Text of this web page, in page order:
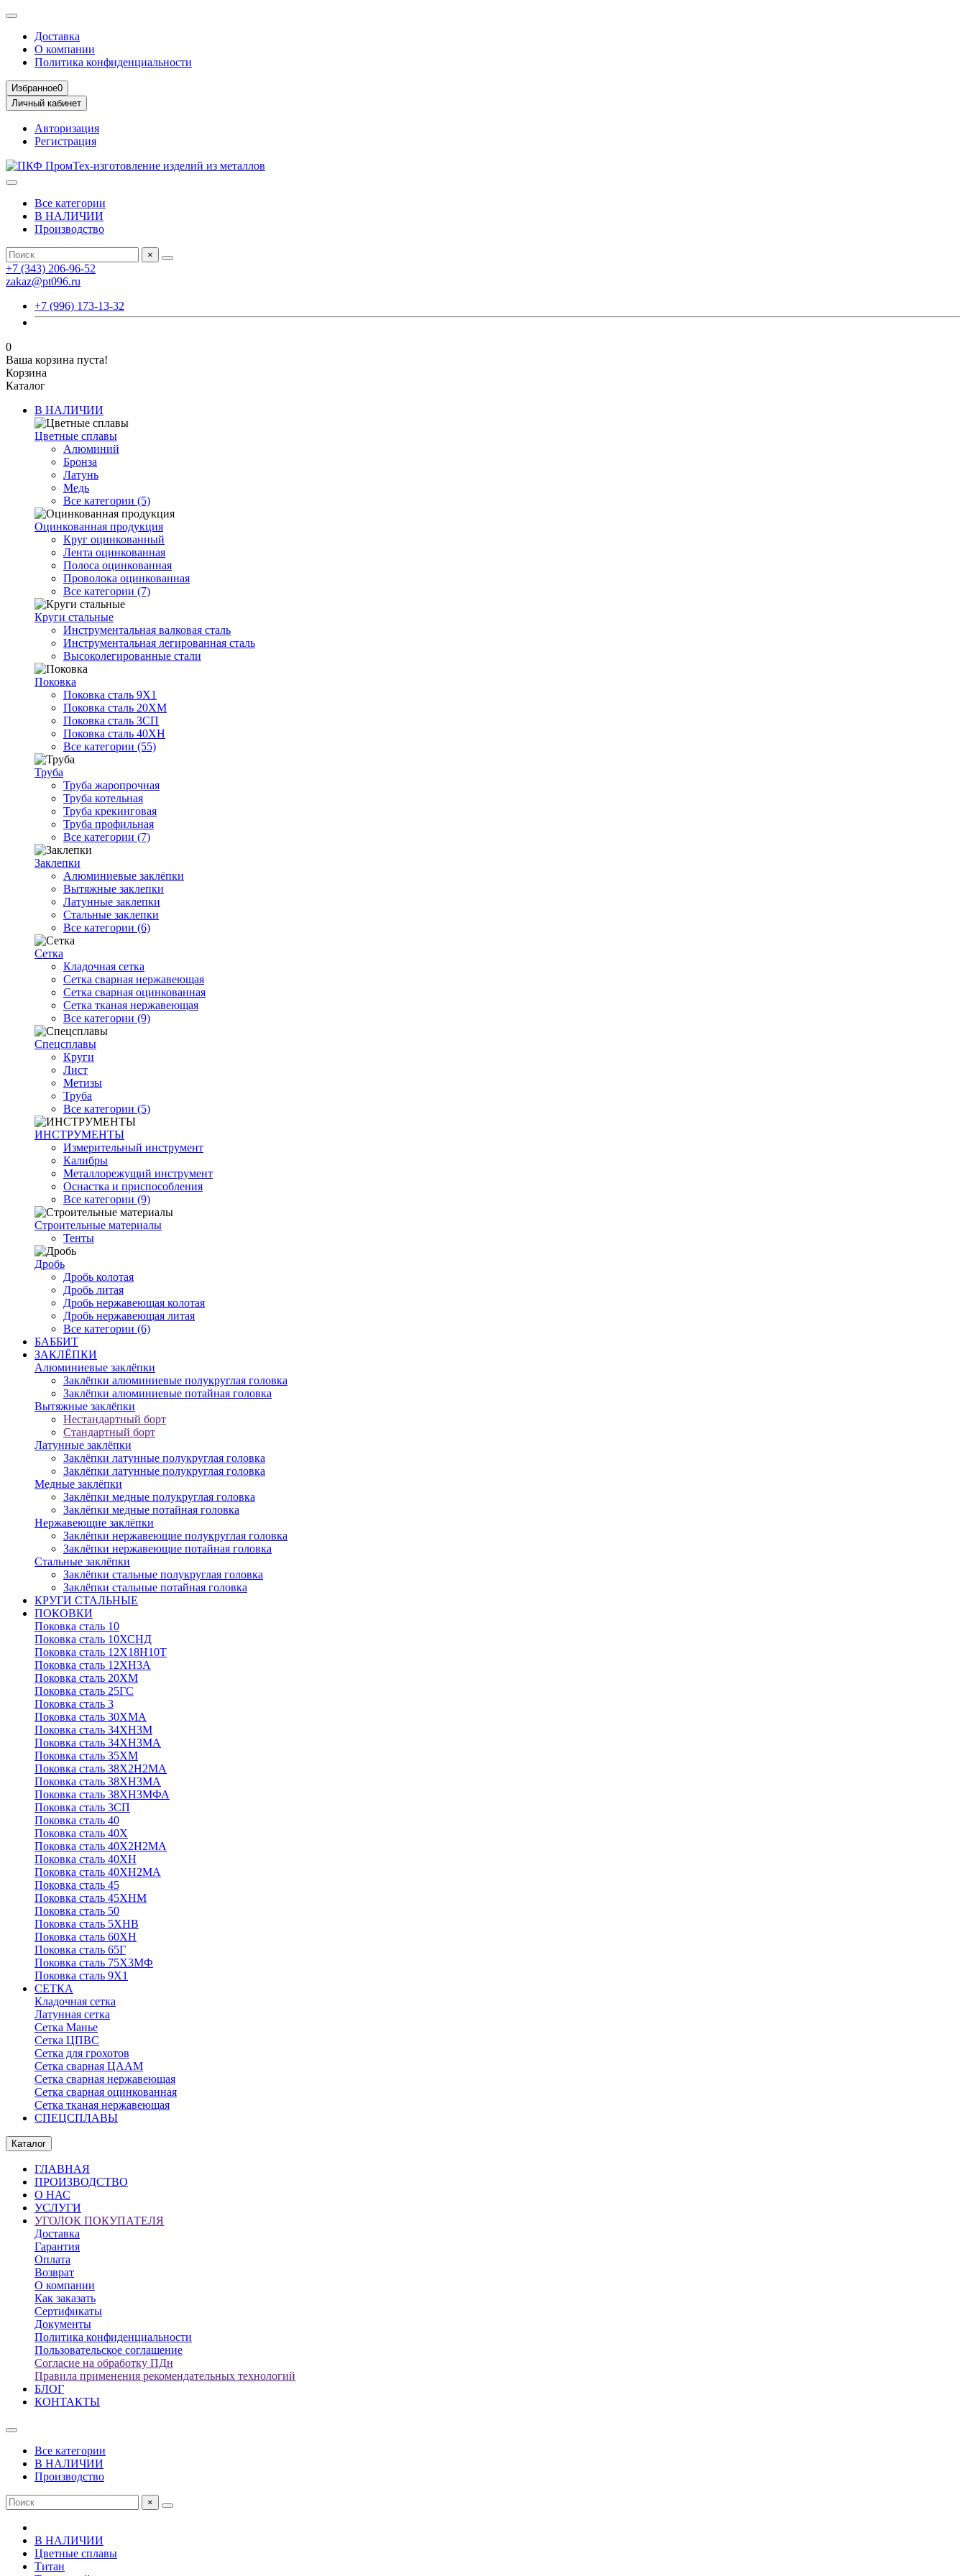
Доставка
О компании
Политика конфиденциальности
Избранное0
Личный кабинет
Авторизация
Регистрация
Все категории
В НАЛИЧИИ
Производство
×
+7 (343) 206-96-52
zakaz@pt096.ru
+7 (996) 173-13-32
0
Ваша корзина пуста!
Корзина
Каталог
В НАЛИЧИИ
Цветные сплавы
Алюминий
Бронза
Латунь
Медь
Все категории (5)
Оцинкованная продукция
Круг оцинкованный
Лента оцинкованная
Полоса оцинкованная
Проволока оцинкованная
Все категории (7)
Круги стальные
Инструментальная валковая сталь
Инструментальная легированная сталь
Высоколегированные стали
Поковка
Поковка сталь 9Х1
Поковка сталь 20ХМ
Поковка сталь 3СП
Поковка сталь 40ХН
Все категории (55)
Труба
Труба жаропрочная
Труба котельная
Труба крекинговая
Труба профильная
Все категории (7)
Заклепки
Алюминиевые заклёпки
Вытяжные заклепки
Латунные заклепки
Стальные заклепки
Все категории (6)
Сетка
Кладочная сетка
Сетка сварная нержавеющая
Сетка сварная оцинкованная
Сетка тканая нержавеющая
Все категории (9)
Спецсплавы
Круги
Лист
Метизы
Труба
Все категории (5)
ИНСТРУМЕНТЫ
Измерительный инструмент
Калибры
Металлорежущий инструмент
Оснастка и приспособления
Все категории (9)
Строительные материалы
Тенты
Дробь
Дробь колотая
Дробь литая
Дробь нержавеющая колотая
Дробь нержавеющая литая
Все категории (6)
БАББИТ
ЗАКЛЁПКИ
Алюминиевые заклёпки
Заклёпки алюминиевые полукруглая головка
Заклёпки алюминиевые потайная головка
Вытяжные заклёпки
Нестандартный борт
Стандартный борт
Латунные заклёпки
Заклёпки латунные полукруглая головка
Заклёпки латунные полукруглая головка
Медные заклёпки
Заклёпки медные полукруглая головка
Заклёпки медные потайная головка
Нержавеющие заклёпки
Заклёпки нержавеющие полукруглая головка
Заклёпки нержавеющие потайная головка
Стальные заклёпки
Заклёпки стальные полукруглая головка
Заклёпки стальные потайная головка
КРУГИ СТАЛЬНЫЕ
ПОКОВКИ
Поковка сталь 10
Поковка сталь 10ХСНД
Поковка сталь 12Х18Н10Т
Поковка сталь 12ХН3А
Поковка сталь 20ХМ
Поковка сталь 25ГС
Поковка сталь 3
Поковка сталь 30ХМА
Поковка сталь 34ХН3М
Поковка сталь 34ХН3МА
Поковка сталь 35ХМ
Поковка сталь 38Х2Н2МА
Поковка сталь 38ХН3МА
Поковка сталь 38ХН3МФА
Поковка сталь 3СП
Поковка сталь 40
Поковка сталь 40Х
Поковка сталь 40Х2Н2МА
Поковка сталь 40ХН
Поковка сталь 40ХН2МА
Поковка сталь 45
Поковка сталь 45ХНМ
Поковка сталь 50
Поковка сталь 5ХНВ
Поковка сталь 60ХН
Поковка сталь 65Г
Поковка сталь 75Х3МФ
Поковка сталь 9Х1
СЕТКА
Кладочная сетка
Латунная сетка
Сетка Манье
Сетка ЦПВС
Сетка для грохотов
Сетка сварная ЦААМ
Сетка сварная нержавеющая
Сетка сварная оцинкованная
Сетка тканая нержавеющая
СПЕЦСПЛАВЫ
Каталог
ГЛАВНАЯ
ПРОИЗВОДСТВО
О НАС
УСЛУГИ
УГОЛОК ПОКУПАТЕЛЯ
Доставка
Гарантия
Оплата
Возврат
О компании
Как заказать
Сертификаты
Документы
Политика конфиденциальности
Пользовательское соглашение
Согласие на обработку ПДн
Правила применения рекомендательных технологий
БЛОГ
КОНТАКТЫ
Все категории
В НАЛИЧИИ
Производство
×
В НАЛИЧИИ
Цветные сплавы
Титан